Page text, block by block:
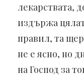
лекарствата,
издържа
правил, та
не е ясно, но
на Господ за